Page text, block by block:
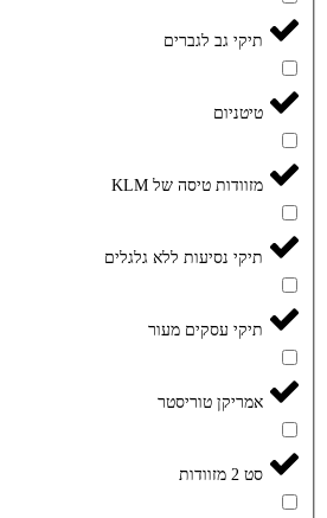
תיקי גב לגברים
טיטניום
מזוודות טיסה של KLM
תיקי נסיעות ללא גלגלים
תיקי עסקים מעור
אמריקן טוריסטר
סט 2 מזוודות